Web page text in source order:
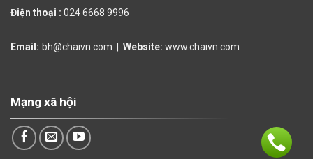
Điện thoại : 024 6668 9996
Email: bh@chaivn.com Website: www.chaivn.com
Mạng xã hội